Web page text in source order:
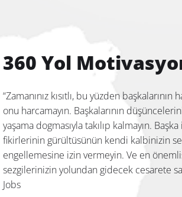
360 Yol
“Zamanınız kısıtlı, bu yüzden başkalarının
onu harcamayın. Başkalarının
yaşama dogmasıyla takılıp kalmayın.
fikirlerinin gürültüsünün kendi kalbinizin
engellemesine izin vermeyin. Ve en
sezgilerinizin yolundan gidecek cesarete
Jobs